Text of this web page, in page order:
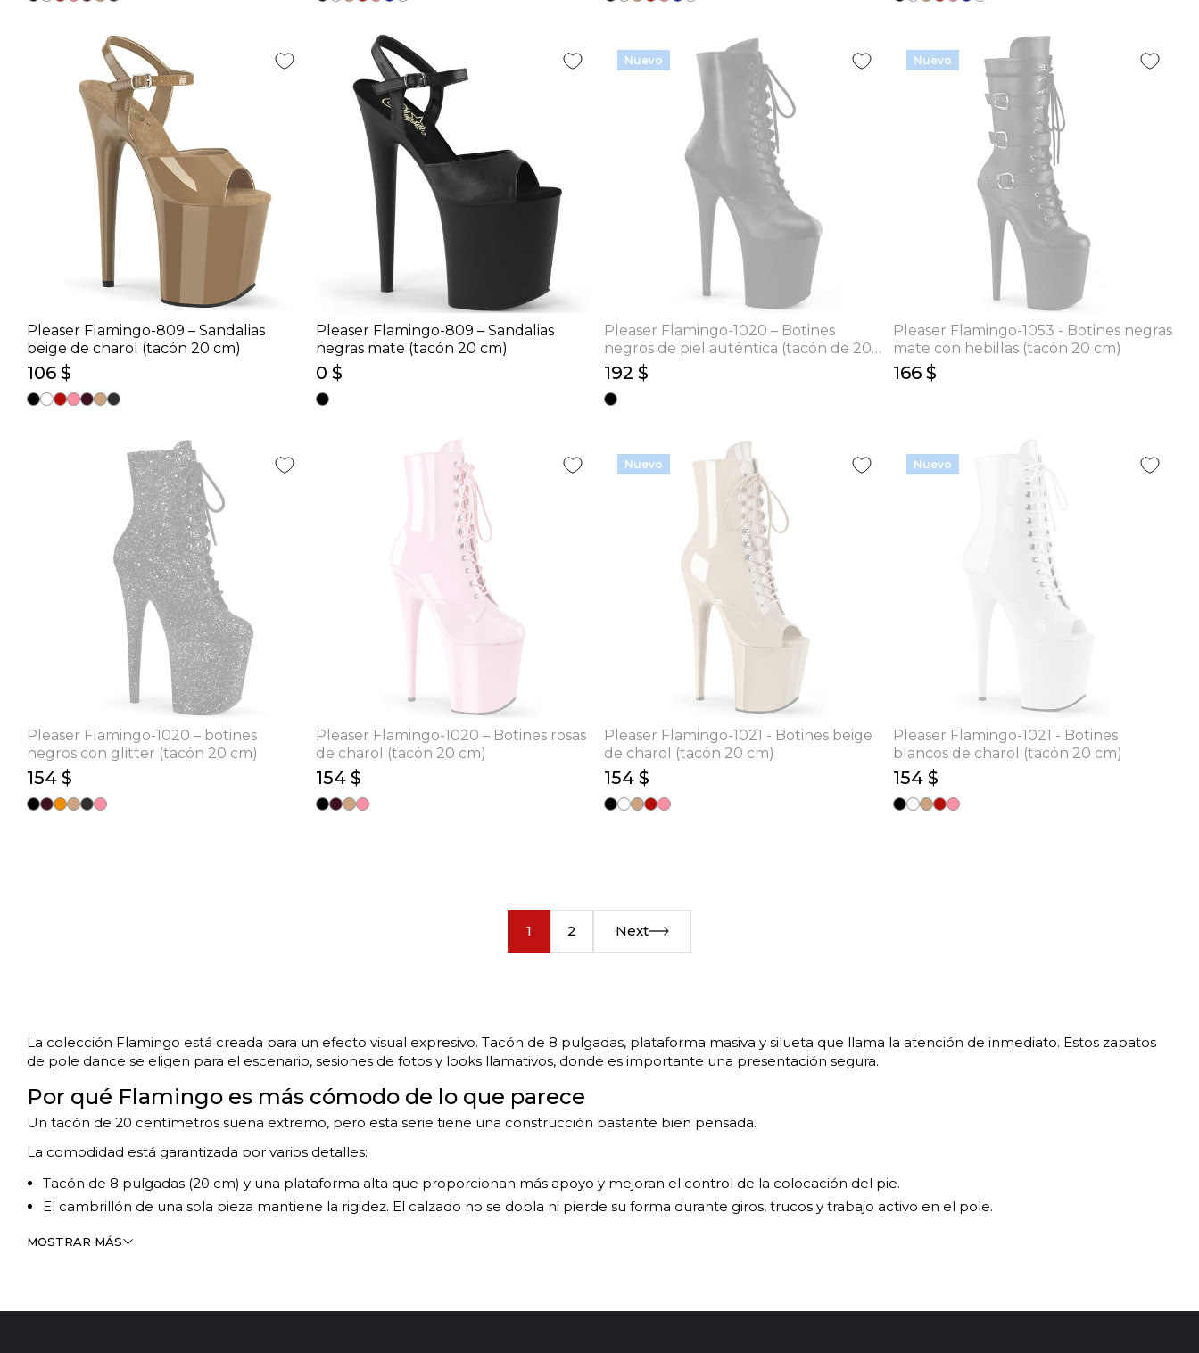
Pleaser Flamingo-809 – Sandalias
beige de charol (tacón 20 cm)
106 $
Pleaser Flamingo-809 – Sandalias
negras mate (tacón 20 cm)
0 $
Nuevo
Pleaser Flamingo-1020 – Botines
negros de piel auténtica (tacón de 20
cm)
192 $
Nuevo
Pleaser Flamingo-1053 - Botines negras
mate con hebillas (tacón 20 cm)
166 $
Pleaser Flamingo-1020 – botines
negros con glitter (tacón 20 cm)
154 $
Pleaser Flamingo-1020 – Botines rosas
de charol (tacón 20 cm)
154 $
Nuevo
Pleaser Flamingo-1021 - Botines beige
de charol (tacón 20 cm)
154 $
Nuevo
Pleaser Flamingo-1021 - Botines
blancos de charol (tacón 20 cm)
154 $
1 2 Next
La colección Flamingo está creada para un efecto visual expresivo. Tacón de 8 pulgadas, plataforma masiva y silueta que llama la atención de inmediato. Estos zapatos
de pole dance se eligen para el escenario, sesiones de fotos y looks llamativos, donde es importante una presentación segura.
Por qué Flamingo es más cómodo de lo que parece
Un tacón de 20 centímetros suena extremo, pero esta serie tiene una construcción bastante bien pensada.
La comodidad está garantizada por varios detalles:
Tacón de 8 pulgadas (20 cm) y una plataforma alta que proporcionan más apoyo y mejoran el control de la colocación del pie.
El cambrillón de una sola pieza mantiene la rigidez. El calzado no se dobla ni pierde su forma durante giros, trucos y trabajo activo en el pole.
A quién le sirve la serie Flamingo
MOSTRAR MÁS